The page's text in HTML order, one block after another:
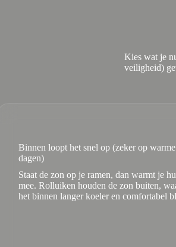
Kies wat je
veiligheid)
Binnen loopt het snel op (zeker op warme
dagen)
Staat de zon op je ramen, dan warmt je
mee. Rolluiken houden de zon buiten,
het binnen langer koeler en comfortabel